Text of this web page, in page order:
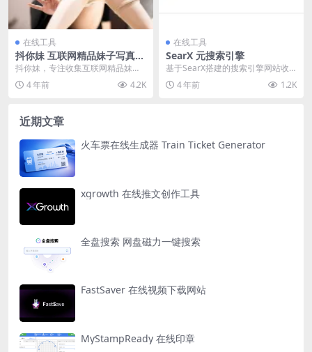
在线工具
抖你妹 互联网精品妹子写真照
片
抖你妹，专注收集互联网精品妹子
写真分享！ 地址：https://www.do
un...4 年前 4.2K
在线工具
SearX 元搜索引擎
基于SearX搭建的搜索引擎网站收
录了83个项目。 SearX按图像、视
频、新闻...
4 年前 1.2K
近期文章
火车票在线生成器 Train Ticket Generator
xgrowth 在线推文创作工具
全盘搜索 网盘磁力一键搜索
FastSaver 在线视频下载网站
MyStampReady 在线印章